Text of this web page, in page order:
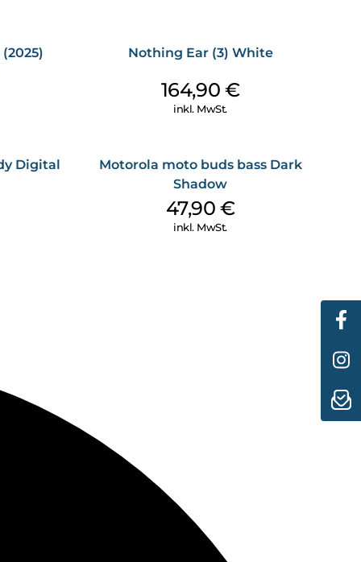
Regenschauer – die HMD Amped Buds halten
sie schweiß- und spritzwassergeschützt, damit du
ohne Kompromisse bei Komfort oder Sound
Nothing Ear (3) White
164,90 €
inkl. MwSt.
Digital
Motorola moto buds bass Dark
Shadow
47,90 €
inkl. MwSt.